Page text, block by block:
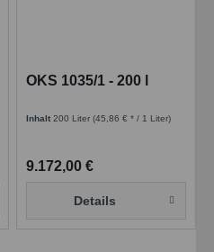
OKS 1035/1 - 200 l
Inhalt200 Liter(45,86 € * / 1 Liter)
9.172,00 €
Details